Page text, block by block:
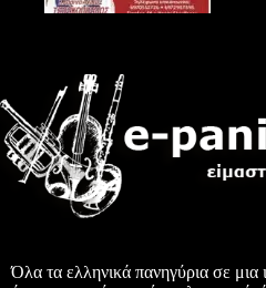
Όλα τα ελληνικά πανηγύρια σε μια